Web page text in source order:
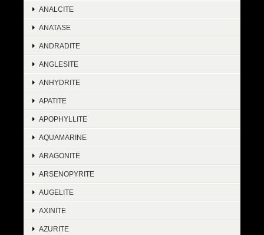
ANALCITE
ANATASE
ANDRADITE
ANGLESITE
ANHYDRITE
APATITE
APOPHYLLITE
AQUAMARINE
ARAGONITE
ARSENOPYRITE
AUGELITE
AXINITE
AZURITE